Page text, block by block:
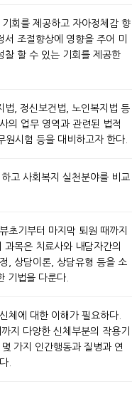
회를 제공하고 자아정체감 향
조절향상에 영향을 주어 미
찰 할 수 있는 기회를 제공한
법, 정신보건법, 노인복지법 등
의 업무 영역과 관련된 법적
원시험 등을 대비하고자 한다.
고 사회복지 실천분야를 비교
초기부터 마지막 퇴원 때까지
목은 치료사와 내담자간의
, 상담이론, 상담유형 등을 소
기법을 다룬다.
체에 대한 이해가 필요하다.
지 다양한 신체부분의 작용기
가지 인간행동과 질병과 연
.